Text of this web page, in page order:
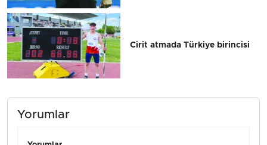
Cirit atmada Türkiye birincisi
Yorumlar